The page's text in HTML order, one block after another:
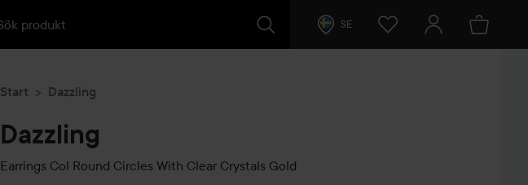
SE
Start Dazzling
Dazzling
Earrings Col Round Circles With Clear Crystals Gold